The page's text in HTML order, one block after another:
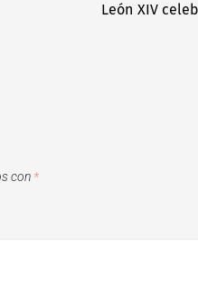
León XIV
con *